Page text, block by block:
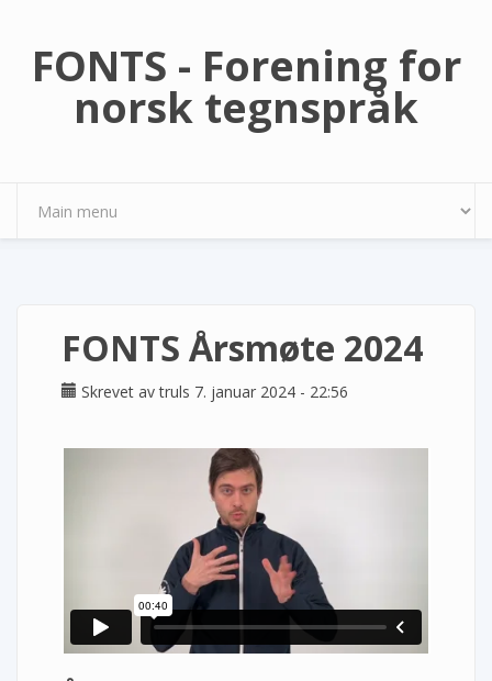
FONTS - Forening for
norsk tegnspråk
FONTS Årsmøte 2024
Skrevet avtruls 7. januar 2024 - 22:56